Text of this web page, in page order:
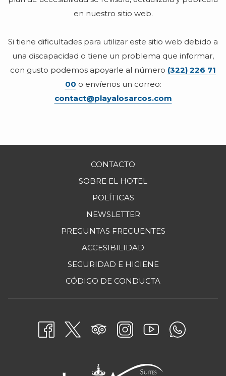
en nuestro sitio web.
Si tiene dificultades para utilizar este sitio web debido a
una discapacidad o tiene un problema que informar,
con gusto podemos apoyarle al número (322) 226 71
00 o envíenos un correo:
contact@playalosarcos.com
CONTACTO
SOBRE EL HOTEL
POLÍTICAS
NEWSLETTER
PREGUNTAS FRECUENTES
ACCESIBILIDAD
SEGURIDAD E HIGIENE
CÓDIGO DE CONDUCTA
NUEVA
PESTAÑA